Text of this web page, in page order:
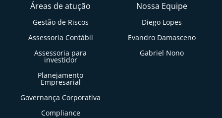
Áreas de atução
Gestão de Riscos
Assessoria Contábil
Assessoria para
investidor
Planejamento
Empresarial
Governança Corporativa
Compliance
Nossa Equipe
Diego Lopes
Evandro Damasceno
Gabriel Nono